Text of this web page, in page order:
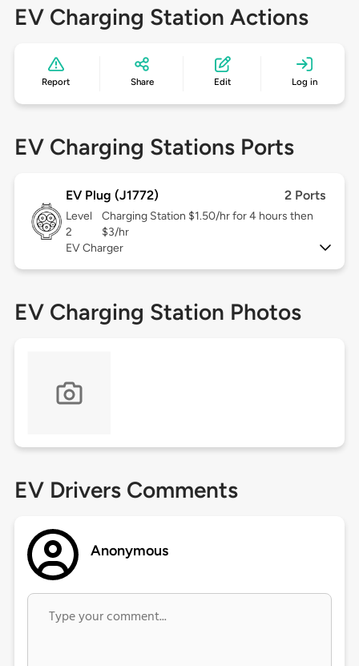
EV Charging Station Actions
Report Share Edit Log in
EV Charging Stations Ports
EV Plug (J1772) 2 Ports
Level
2
Charging Station $1.50/hr for 4 hours then
$3/hr
EV Charger
EV Charging Station Photos
EV Drivers Comments
Anonymous